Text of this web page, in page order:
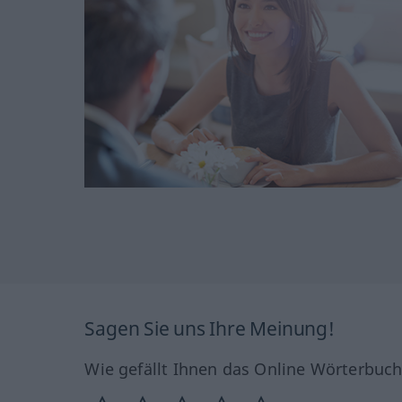
Sagen Sie uns Ihre Meinung!
Wie gefällt Ihnen das Online